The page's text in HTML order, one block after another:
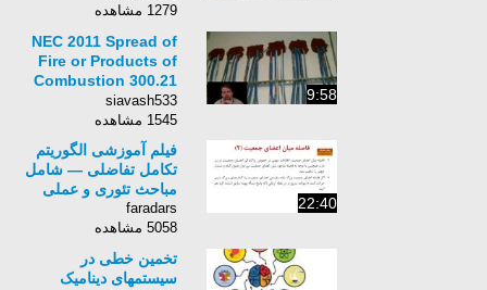
1279 مشاهده
9:58
NEC 2011 Spread of
Fire or Products of
Combustion 300.21
(9min:59sec)
siavash533
1545 مشاهده
22:40
فیلم آموزشی الگوریتم
تکامل تفاضلی — شامل
مباحث تئوری و عملی
faradars
5058 مشاهده
تخمين خطی در
سيستمهای ديناميک